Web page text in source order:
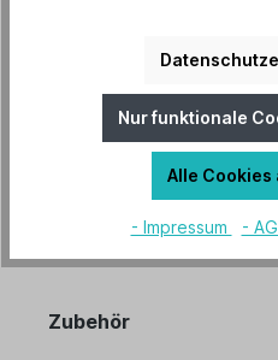
Herstellerinformationen
Hersteller "Venta"
Mehr
Zubehör
Nur funktionale
Alle
- Impressum -